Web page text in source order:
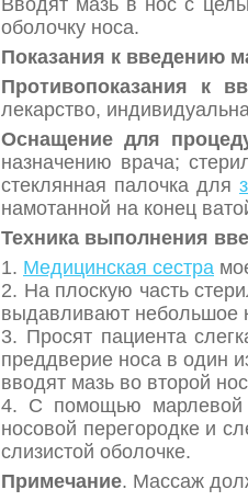
оболочку носа.
Показания к введению
Противопоказания к
лекарство,
Оснащение для
назначению врача;
стеклянная палочка для
намотанной на конец
Техника выполнения
1. Медицинская сестра
2. На плоскую часть
выдавливают небольшое
3. Просят пациента
преддверие носа в один
вводят мазь во второй
4. С помощью марлевой
носовой перегородке и
слизистой оболочке.
Примечание. Массаж